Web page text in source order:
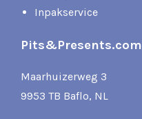
Inpakservice
Pits&Presents.com
Maarhuizerweg 3
9953 TB Baflo, NL